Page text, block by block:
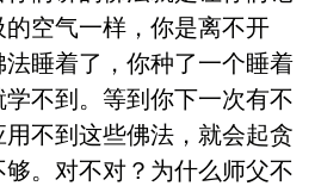
空气一样，你是离不开
睡着了，你种了一个睡着
不到。等到你下一次有不
不到这些佛法，就会起贪
。对不对？为什么师父不